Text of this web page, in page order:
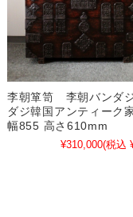
李朝箪笥 李朝バンダ
ダジ韓国アンティー
幅855 高さ610mm
¥310,000(税込